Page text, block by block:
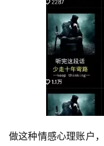
做这种情感心理账户